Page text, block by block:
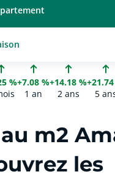
%+7.08 %
1 an
+14.18 %
2 ans
5
m2
les